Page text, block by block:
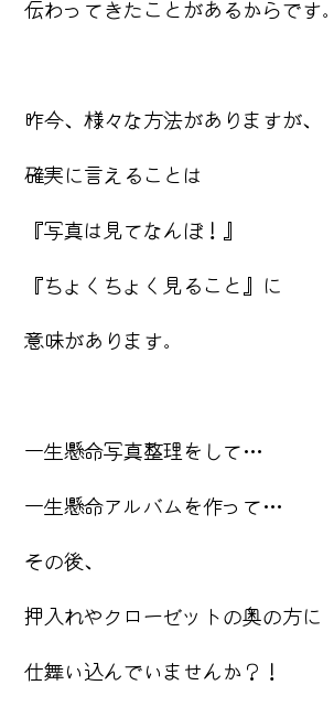
伝わってきたことがあるからです。
昨今、様々な方法がありますが、
確実に言えることは
『写真は見てなんぼ！』
『ちょくちょく見ること』に
意味があります。
一生懸命写真整理をして…
一生懸命アルバムを作って…
その後、
押入れやクローゼットの奥の方に
仕舞い込んでいませんか？！